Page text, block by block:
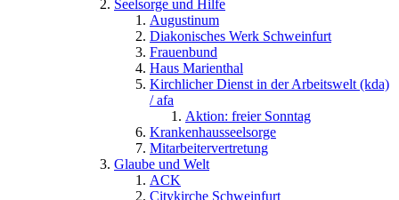
Seelsorge und Hilfe
Augustinum
Diakonisches Werk Schweinfurt
Frauenbund
Haus Marienthal
Kirchlicher Dienst in der Arbeitswelt (kda)
/ afa
Aktion: freier Sonntag
Krankenhausseelsorge
Mitarbeitervertretung
Glaube und Welt
ACK
Citykirche Schweinfurt